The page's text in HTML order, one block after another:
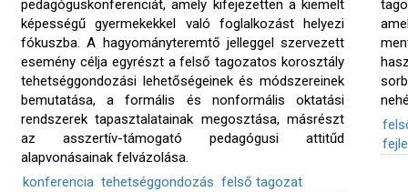
pedagóguskonferenciát, amely kifejezetten a kiemelt
képességű gyermekekkel való foglalkozást helyezi
fókuszba. A hagyományteremtő jelleggel szervezett
esemény célja egyrészt a felső tagozatos korosztály
tehetséggondozási lehetőségeinek és módszereinek
bemutatása, a formális és nonformális oktatási
rendszerek tapasztalatainak megosztása, másrészt
az asszertív-támogató pedagógusi attitűd
alapvonásainak felvázolása.
konferencia tehetséggondozás felső tagozat